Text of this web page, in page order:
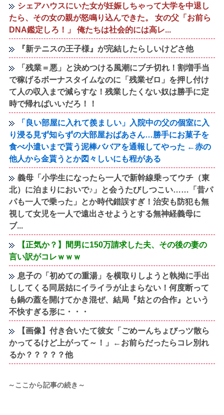
シェアハウスにいた女が妊娠しちゃって大学を中退し
たら、その女の親が怒鳴り込んできた。 女の父「お前ら
DNA鑑定しろ！」 俺たちは社会的には高レ...
『新テニスの王子様』が完結したらしいけどさ他
「残業＝悪」と決めつける風潮にブチ切れ！割増手当
で稼げるボーナスタイムなのに「残業ゼロ」を押し付け
て人の収入まで減らすな！残業したくない奴は勝手に定
時で帰ればいいだろ！！
「良い部屋に入れて羨ましい」入院中の父の個室に入
り浸る見ず知らずの大部屋おばあさん…勝手にお菓子を
食べ小遣いまで貰う泥棒ババアを通報してやった ←赤の
他人から金貰うとか図々しいにも程がある
義母「小学生になったら一人で新幹線乗ってウチ（東
北）に泊まりにおいで♪」と会うたびしつこい……「昔パ
パも一人で乗った」とか時代錯誤すぎ！治安も防犯も無
視して女児を一人で遠出させようとする無神経義母に
ブ...
【正気か？】間男に150万請求した夫、その後の妻の
言い訳がコレｗｗｗ
息子の「初めての重湯」を横取りしようと執拗に手出
ししてくる同居姑にイライラが止まらない！何度断って
も鍋の蓋を開けてかき混ぜ、結局『姑との合作』という
不快すぎる形に・・・
【画像】付き合いたて彼女「ごめーんちょびっツ散ら
かってるけど上がって～！」←お前らだったらコレ別れ
るか？？？？？他
～ここから記事の続き～